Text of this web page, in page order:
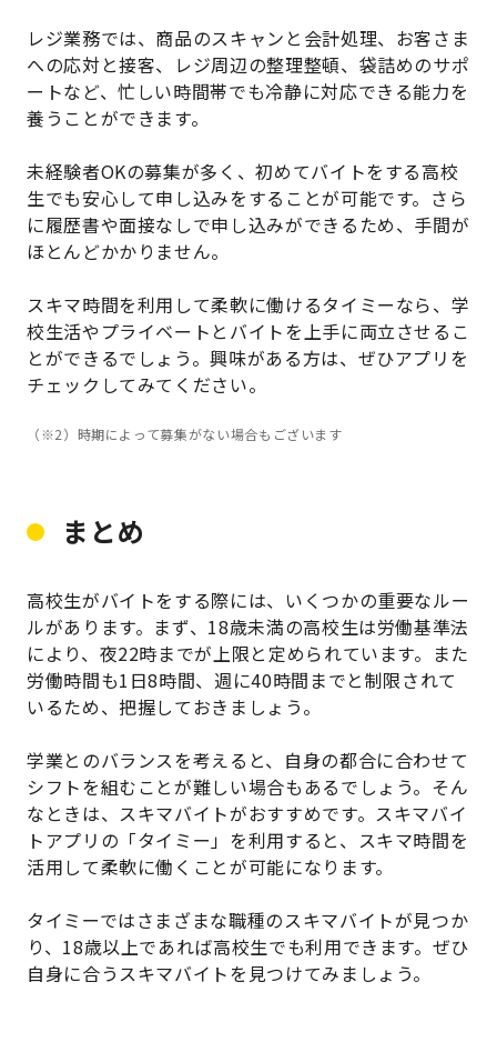
レジ業務では、商品のスキャンと会計処理、お客さま
への応対と接客、レジ周辺の整理整頓、袋詰めのサポ
ートなど、忙しい時間帯でも冷静に対応できる能力を
養うことができます。
未経験者OKの募集が多く、初めてバイトをする高校
生でも安心して申し込みをすることが可能です。さら
に履歴書や面接なしで申し込みができるため、手間が
ほとんどかかりません。
スキマ時間を利用して柔軟に働けるタイミーなら、学
校生活やプライベートとバイトを上手に両立させるこ
とができるでしょう。興味がある方は、ぜひアプリを
チェックしてみてください。
（※2）時期によって募集がない場合もございます
まとめ
高校生がバイトをする際には、いくつかの重要なルー
ルがあります。まず、18歳未満の高校生は労働基準法
により、夜22時までが上限と定められています。また
労働時間も1日8時間、週に40時間までと制限されて
いるため、把握しておきましょう。
学業とのバランスを考えると、自身の都合に合わせて
シフトを組むことが難しい場合もあるでしょう。そん
なときは、スキマバイトがおすすめです。スキマバイ
トアプリの「タイミー」を利用すると、スキマ時間を
活用して柔軟に働くことが可能になります。
タイミーではさまざまな職種のスキマバイトが見つか
り、18歳以上であれば高校生でも利用できます。ぜひ
自身に合うスキマバイトを見つけてみましょう。